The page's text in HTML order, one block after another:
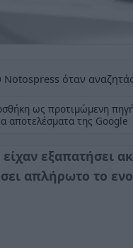
όταν
ως προτιμώμενη πηγή
αποτελέσματα της Google
εξαπατήσει
απλήρωτο το